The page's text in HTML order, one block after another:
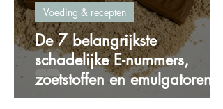
De 7 belangrijkste
schadelijke E-nummers,
zoetstoffen en emulgatoren
die je wilt vermijden!
Voeding & recepten